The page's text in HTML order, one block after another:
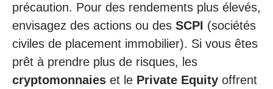
précaution. Pour des rendements plus élevés,
envisagez des actions ou des SCPI (sociétés
civiles de placement immobilier). Si vous êtes
prêt à prendre plus de risques, les
cryptomonnaies et le Private Equity offrent